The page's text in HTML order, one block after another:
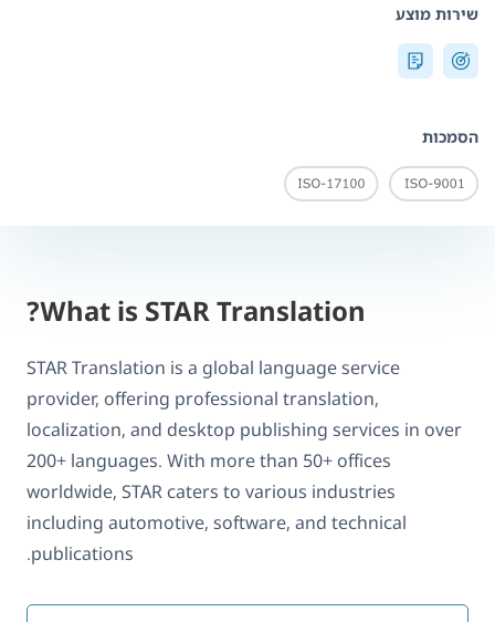
שירות מוצע
הסמכות
What is STAR Translation?
STAR Translation is a global language service
provider, offering professional translation,
localization, and desktop publishing services in over
200+ languages. With more than 50+ offices
worldwide, STAR caters to various industries
including automotive, software, and technical
publications.